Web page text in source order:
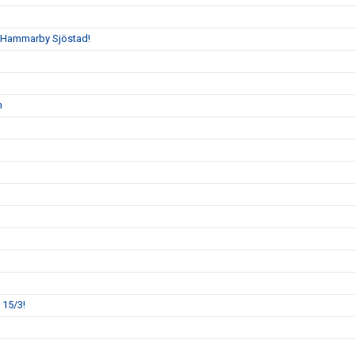
Sjöstad!
15/3!